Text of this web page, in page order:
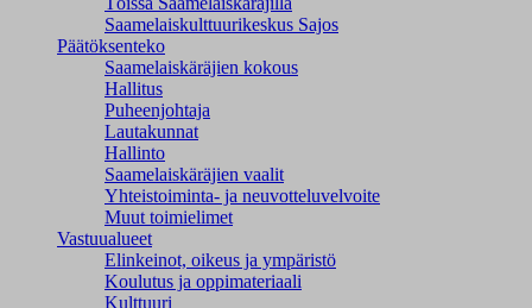
Saamelaiskulttuuri­keskus Sajos
Päätöksenteko
Saamelaiskäräjien kokous
Hallitus
Puheenjohtaja
Lautakunnat
Hallinto
Saamelaiskäräjien vaalit
Yhteistoiminta- ja neuvotteluvelvoite
Muut toimielimet
Vastuualueet
Elinkeinot, oikeus ja ympäristö
Koulutus ja oppimateriaali
Kulttuuri